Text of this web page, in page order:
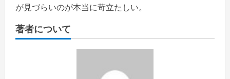
が見づらいのが本当に苛立たしい。
著者について